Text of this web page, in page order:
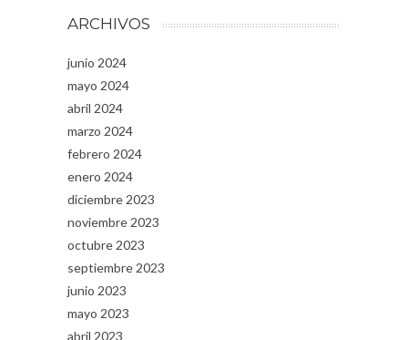
ARCHIVOS
junio 2024
mayo 2024
abril 2024
marzo 2024
febrero 2024
enero 2024
diciembre 2023
noviembre 2023
octubre 2023
septiembre 2023
junio 2023
mayo 2023
abril 2023